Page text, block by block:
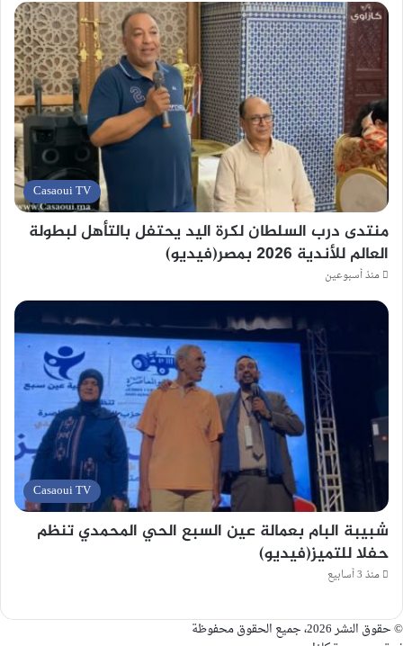
Casaoui TV
منتدى درب السلطان لكرة اليد يحتفل بالتأهل لبطولة
العالم للأندية 2026 بمصر(فيديو)
منذ أسبوعين
Casaoui TV
شبيبة البام بعمالة عين السبع الحي المحمدي تنظم
حفلا للتميز(فيديو)
منذ 3 أسابيع
© حقوق النشر 2026، جميع الحقوق محفوظة